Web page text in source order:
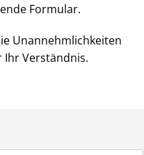
Formular.
Unannehmlichkeiten
Ihr Verständnis.